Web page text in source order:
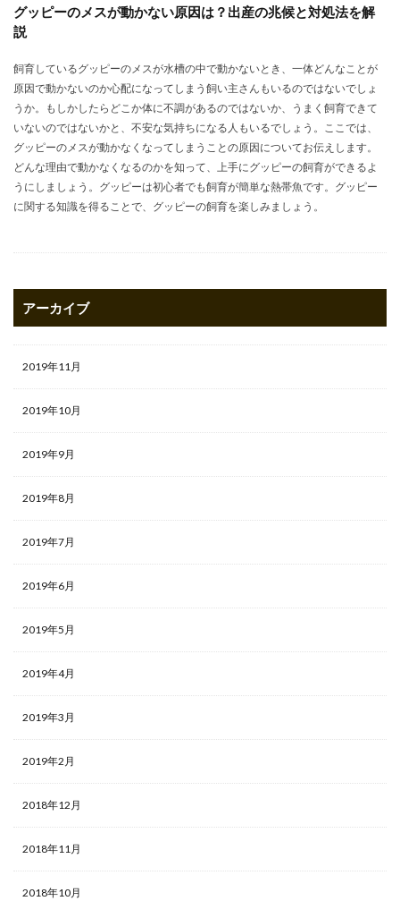
グッピーのメスが動かない原因は？出産の兆候と対処法を解
説
飼育しているグッピーのメスが水槽の中で動かないとき、一体どんなことが
原因で動かないのか心配になってしまう飼い主さんもいるのではないでしょ
うか。もしかしたらどこか体に不調があるのではないか、うまく飼育できて
いないのではないかと、不安な気持ちになる人もいるでしょう。ここでは、
グッピーのメスが動かなくなってしまうことの原因についてお伝えします。
どんな理由で動かなくなるのかを知って、上手にグッピーの飼育ができるよ
うにしましょう。グッピーは初心者でも飼育が簡単な熱帯魚です。グッピー
に関する知識を得ることで、グッピーの飼育を楽しみましょう。
アーカイブ
2019年11月
2019年10月
2019年9月
2019年8月
2019年7月
2019年6月
2019年5月
2019年4月
2019年3月
2019年2月
2018年12月
2018年11月
2018年10月